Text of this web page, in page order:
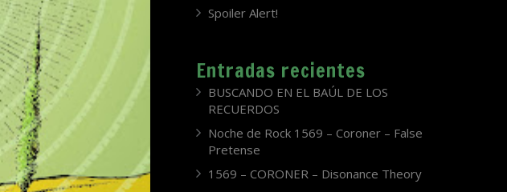
Spoiler Alert!
Entradas recientes
BUSCANDO EN EL BAÚL DE LOS
RECUERDOS
Noche de Rock 1569 – Coroner – False
Pretense
1569 – CORONER – Disonance Theory